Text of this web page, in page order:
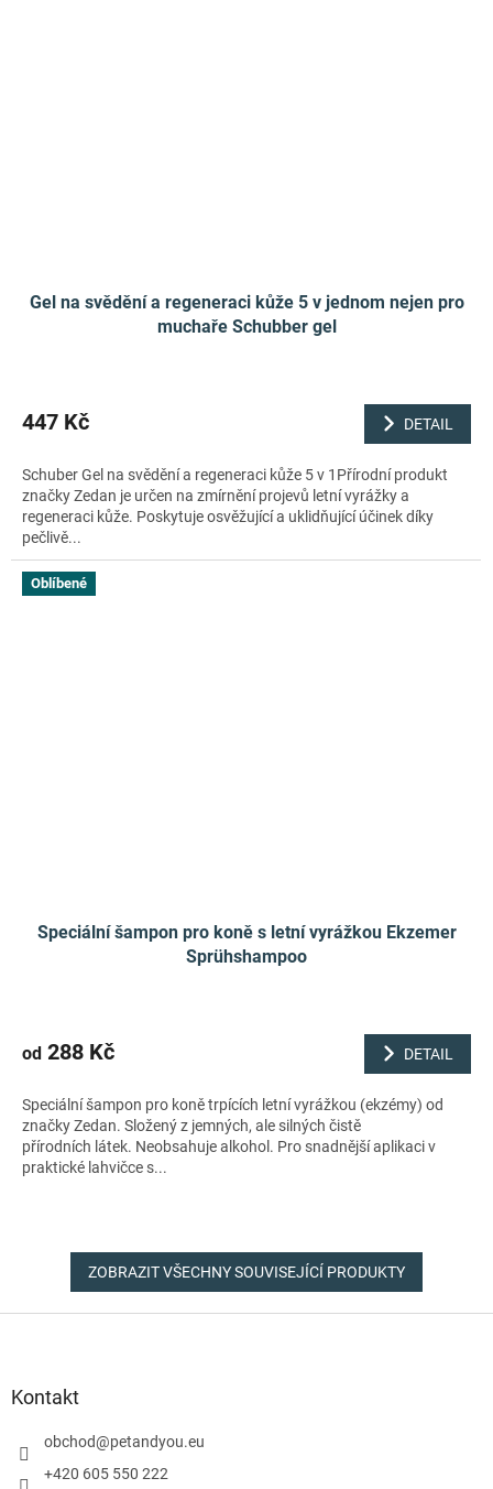
Gel na svědění a regeneraci kůže 5 v jednom nejen pro
muchaře Schubber gel
447 Kč DETAIL
Schuber Gel na svědění a regeneraci kůže 5 v 1Přírodní produkt
značky Zedan je určen na zmírnění projevů letní vyrážky a
regeneraci kůže. Poskytuje osvěžující a uklidňující účinek díky
pečlivě...
Oblíbené
Speciální šampon pro koně s letní vyrážkou Ekzemer
Sprühshampoo
od 288 Kč DETAIL
Speciální šampon pro koně trpících letní vyrážkou (ekzémy) od
značky Zedan. Složený z jemných, ale silných čistě
přírodních látek. Neobsahuje alkohol. Pro snadnější aplikaci v
praktické lahvičce s...
ZOBRAZIT VŠECHNY SOUVISEJÍCÍ PRODUKTY
Kontakt
obchod@petandyou.eu
+420 605 550 222